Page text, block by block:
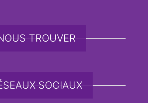
TROUVER
SOCIAUX